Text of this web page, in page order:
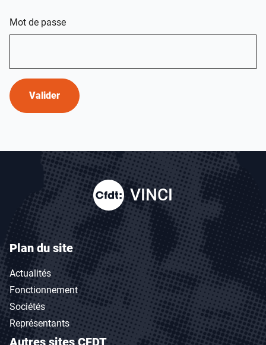
Mot de passe
Valider
VINCI
Plan du site
Actualités
Fonctionnement
Sociétés
Représentants
Autres sites CFDT